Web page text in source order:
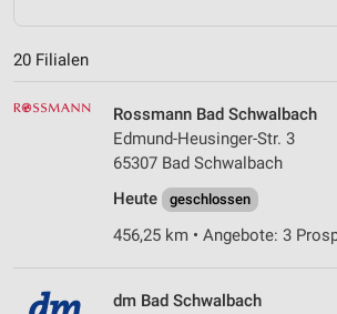
20 Filialen
Rossmann Bad Schwalbach
Edmund-Heusinger-Str. 3
65307 Bad Schwalbach
Heute
geschlossen
456,25 km • Angebote: 3
dm Bad Schwalbach